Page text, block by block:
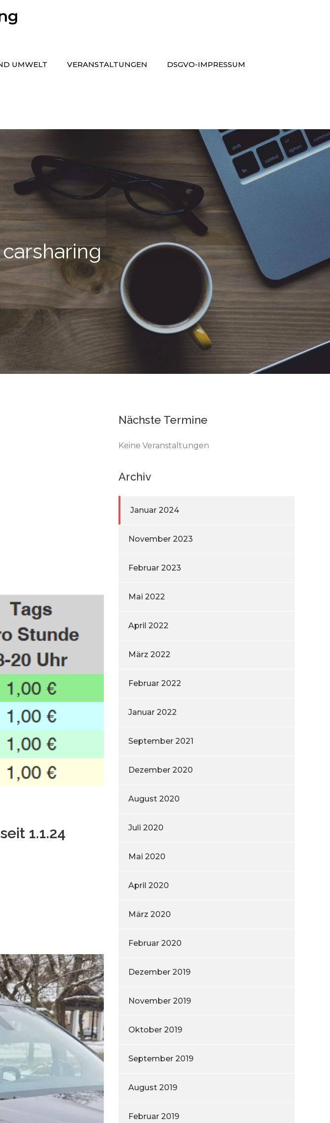
UMWELT VERANSTALTUNGEN DSGVO-IMPRESSUM
carsharing
1.1.24
Nächste Termine
Keine Veranstaltungen
Archiv
Januar 2024
November 2023
Februar 2023
Mai 2022
April 2022
März 2022
Februar 2022
Januar 2022
September 2021
Dezember 2020
August 2020
Juli 2020
Mai 2020
April 2020
März 2020
Februar 2020
Dezember 2019
November 2019
Oktober 2019
September 2019
August 2019
Februar 2019